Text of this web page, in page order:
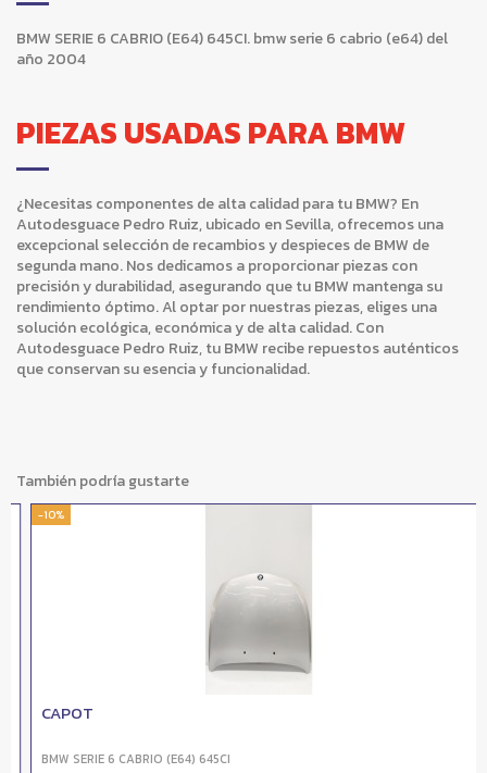
BMW SERIE 6 CABRIO (E64) 645CI. bmw serie 6 cabrio (e64) del
año 2004
PIEZAS USADAS PARA BMW
¿Necesitas componentes de alta calidad para tu BMW? En
Autodesguace Pedro Ruiz, ubicado en Sevilla, ofrecemos una
excepcional selección de recambios y despieces de BMW de
segunda mano. Nos dedicamos a proporcionar piezas con
precisión y durabilidad, asegurando que tu BMW mantenga su
rendimiento óptimo. Al optar por nuestras piezas, eliges una
solución ecológica, económica y de alta calidad. Con
Autodesguace Pedro Ruiz, tu BMW recibe repuestos auténticos
que conservan su esencia y funcionalidad.
También podría gustarte
-10%
CAPOT
BMW SERIE 6 CABRIO (E64) 645CI